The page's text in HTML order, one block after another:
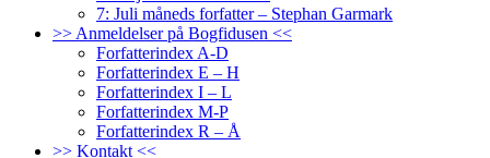
7: Juli måneds forfatter – Stephan Garmark
>> Anmeldelser på Bogfidusen <<
Forfatterindex A-D
Forfatterindex E – H
Forfatterindex I – L
Forfatterindex M-P
Forfatterindex R – Å
>> Kontakt <<